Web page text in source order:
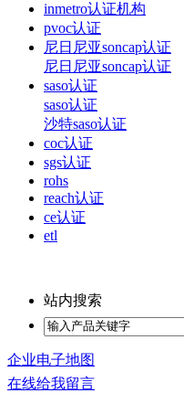
inmetro认证机构
pvoc认证
尼日尼亚soncap认证
尼日尼亚soncap认证
saso认证
saso认证
沙特saso认证
coc认证
sgs认证
rohs
reach认证
ce认证
etl
站内搜索
企业电子地图
在线给我留言